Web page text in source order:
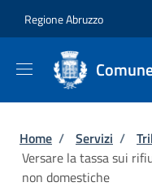
Regione Abruzzo
Briciole di
Home / Servizi /
Versare la tassa sui
non domestiche